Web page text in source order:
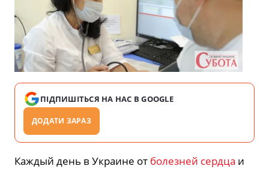
ПІДПИШІТЬСЯ НА НАС В GOOGLE
ДОДАТИ ЗАРАЗ
Каждый день в Украине от болезней сердца и